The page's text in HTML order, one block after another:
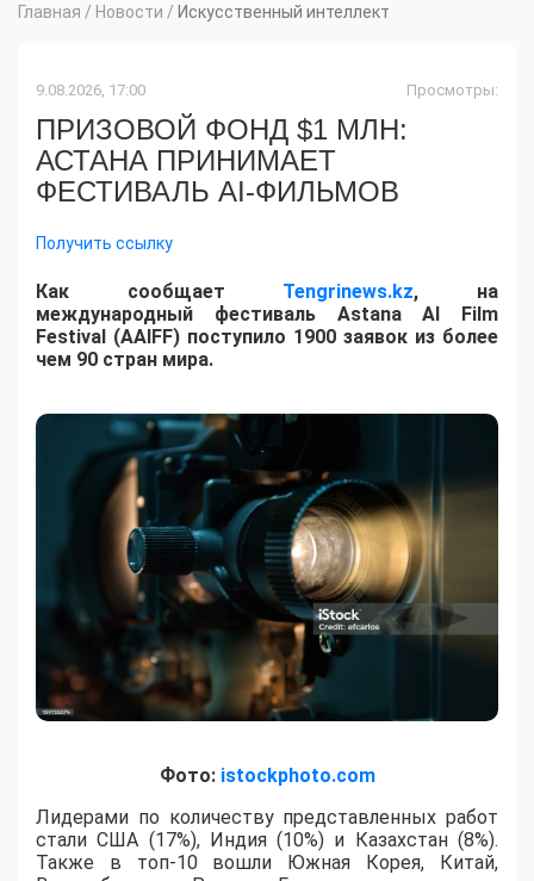
Главная / Новости / Искусственный интеллект
9.08.2026, 17:00 Просмотры:
ПРИЗОВОЙ ФОНД $1 МЛН:
АСТАНА ПРИНИМАЕТ
ФЕСТИВАЛЬ AI-ФИЛЬМОВ
Получить ссылку
Как сообщает Tengrinews.kz, на
международный фестиваль Astana AI Film
Festival (AAIFF) поступило 1900 заявок из более
чем 90 стран мира.
Фото: istockphoto.com
Лидерами по количеству представленных работ
стали США (17%), Индия (10%) и Казахстан (8%).
Также в топ-10 вошли Южная Корея, Китай,